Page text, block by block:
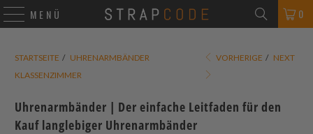
MENÜ 0
STARTSEITE / UHRENARMBÄNDER
KLASSENZIMMER
VORHERIGE / NEXT
Uhrenarmbänder | Der einfache Leitfaden für den
Kauf langlebiger Uhrenarmbänder